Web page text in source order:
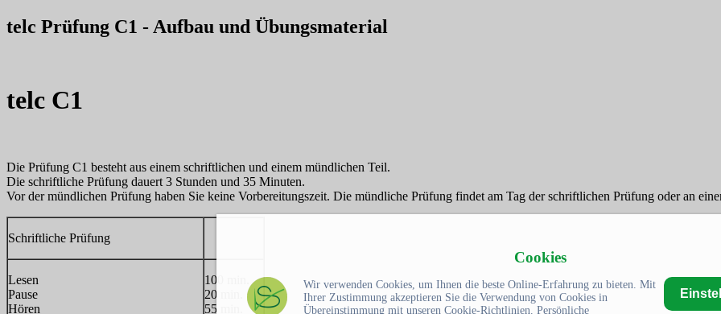
Cookies
Wir verwenden Cookies, um Ihnen die beste Online-Erfahrung zu bieten. Mit
Ihrer Zustimmung akzeptieren Sie die Verwendung von Cookies in
Übereinstimmung mit unseren Cookie-Richtlinien. Persönliche
telc Prüfung C1 - Aufbau und Übungsmaterial
telc C1
Die Prüfung C1 besteht aus einem schriftlichen und einem mündlichen Teil.
Die schriftliche Prüfung dauert 3 Stunden und 35 Minuten.
Vor der mündlichen Prüfung haben Sie keine Vorbereitungszeit. Die mündliche Prüfung findet am Tag der schriftlichen Prüfung oder an
Schriftliche Prüfung
Lesen
Pause
Hören
100 min.
20 min.
55 min.